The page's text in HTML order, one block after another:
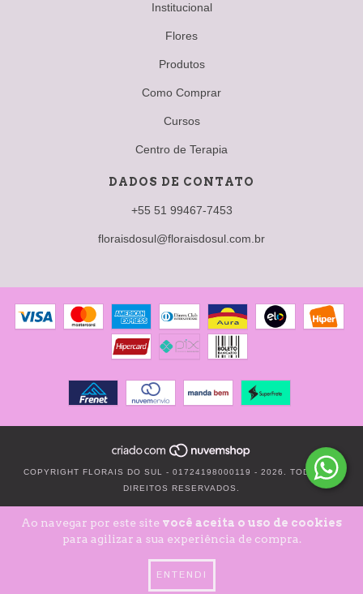
Ao navegar por este site você aceita o uso de cookies
para agilizar a sua experiência de compra.
ENTENDI
Institucional
Flores
Produtos
Como Comprar
Cursos
Centro de Terapia
DADOS DE CONTATO
+55 51 99467-7453
floraisdosul@floraisdosul.com.br
COPYRIGHT FLORAIS DO SUL - 01724198000119 - 2026. TODOS OS
DIREITOS RESERVADOS.